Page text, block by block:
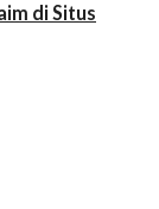
di Situs